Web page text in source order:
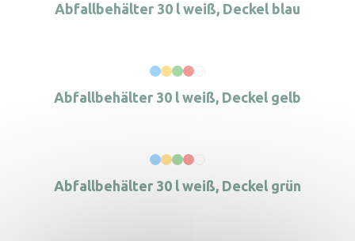
Abfallbehälter 30 l weiß, Deckel blau
Abfallbehälter 30 l weiß, Deckel gelb
Abfallbehälter 30 l weiß, Deckel grün